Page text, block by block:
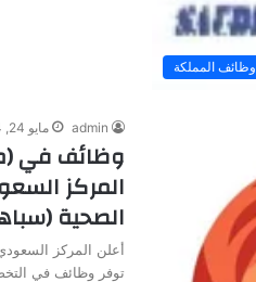
وظائف المملكة
admin مايو 24, 2024
وظائف في
المركز
الصحية
أعلن المركز
توفر وظائف في